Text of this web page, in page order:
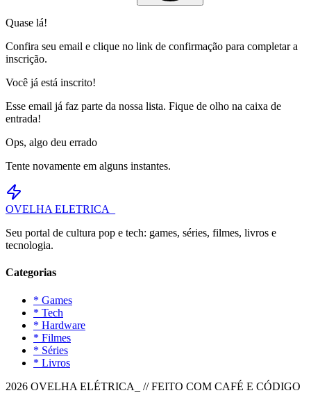
Quase lá!
Confira seu email e clique no link de confirmação para completar a
inscrição.
Você já está inscrito!
Esse email já faz parte da nossa lista. Fique de olho na caixa de
entrada!
Ops, algo deu errado
Tente novamente em alguns instantes.
OVELHA ELETRICA_
Seu portal de cultura pop e tech: games, séries, filmes, livros e
tecnologia.
Categorias
* Games
* Tech
* Hardware
* Filmes
* Séries
* Livros
2026 OVELHA ELÉTRICA_ // FEITO COM CAFÉ E CÓDIGO